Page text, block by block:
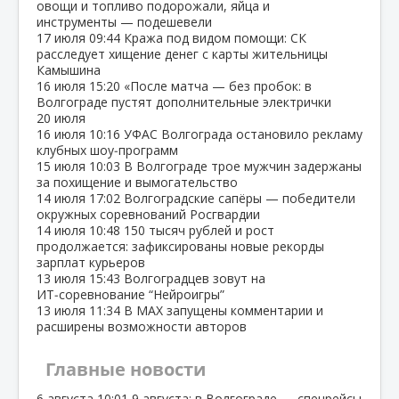
овощи и топливо подорожали, яйца и
инструменты — подешевели
17 июля 09:44 Кража под видом помощи: СК
расследует хищение денег с карты жительницы
Камышина
16 июля 15:20 «После матча — без пробок: в
Волгограде пустят дополнительные электрички
20 июля
16 июля 10:16 УФАС Волгограда остановило рекламу
клубных шоу‑программ
15 июля 10:03 В Волгограде трое мужчин задержаны
за похищение и вымогательство
14 июля 17:02 Волгоградские сапёры — победители
окружных соревнований Росгвардии
14 июля 10:48 150 тысяч рублей и рост
продолжается: зафиксированы новые рекорды
зарплат курьеров
13 июля 15:43 Волгоградцев зовут на
ИТ‑соревнование “Нейроигры”
13 июля 11:34 В МАХ запущены комментарии и
расширены возможности авторов
Главные новости